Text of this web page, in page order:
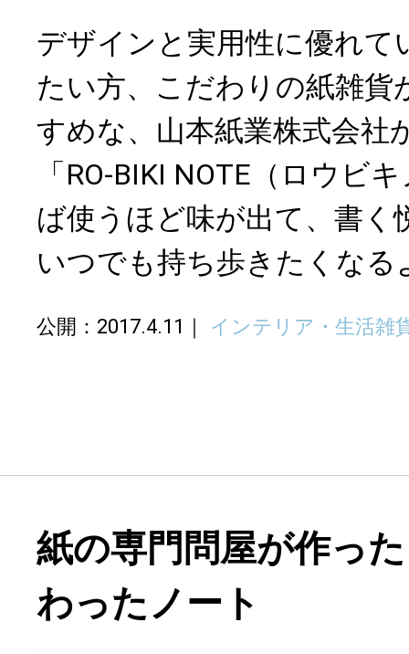
デザインと実用性に優れて
たい方、こだわりの紙雑貨
すめな、山本紙業株式会社
「RO-BIKI NOTE（ロウビ
ば使うほど味が出て、書く
いつでも持ち歩きたくなる
公開：2017.4.11 インテリア・生活雑
紙の専門問屋が作っ
わったノート